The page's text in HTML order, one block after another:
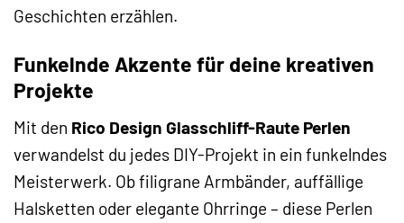
Geschichten erzählen.
Funkelnde Akzente für deine kreativen
Projekte
Mit den Rico Design Glasschliff-Raute Perlen
verwandelst du jedes DIY-Projekt in ein funkelndes
Meisterwerk. Ob filigrane Armbänder, auffällige
Halsketten oder elegante Ohrringe – diese Perlen